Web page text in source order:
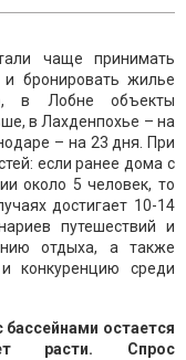
чаще принимать
бронировать жилье
в Лобне объекты
в Лахденпохье – на
– на 23 дня. При
если ранее дома с
около 5 человек, то
достигает 10-14
путешествий и
отдыха, а также
конкуренцию среди
остается
расти. Спрос